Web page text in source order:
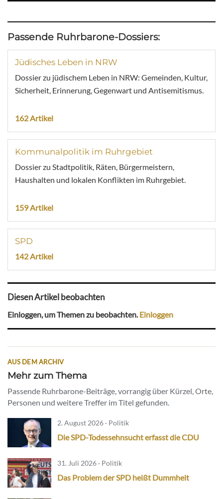
Passende Ruhrbarone-Dossiers:
Jüdisches Leben in NRW
Dossier zu jüdischem Leben in NRW: Gemeinden, Kultur,
Sicherheit, Erinnerung, Gegenwart und Antisemitismus.
162 Artikel
Kommunalpolitik im Ruhrgebiet
Dossier zu Stadtpolitik, Räten, Bürgermeistern,
Haushalten und lokalen Konflikten im Ruhrgebiet.
159 Artikel
SPD
142 Artikel
Diesen Artikel beobachten
Einloggen, um Themen zu beobachten.Einloggen
AUS DEM ARCHIV
Mehr zum Thema
Passende Ruhrbarone-Beiträge, vorrangig über Kürzel, Orte,
Personen und weitere Treffer im Titel gefunden.
2. August 2026 · Politik
Die SPD-Todessehnsucht erfasst die CDU
31. Juli 2026 · Politik
Das Problem der SPD heißt Dummheit